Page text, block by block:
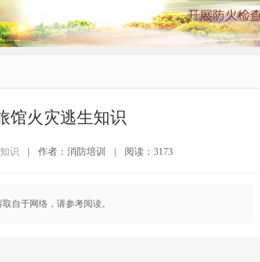
馆火灾逃生知识
识 作者：消防培训 阅读：3173
自于网络，请参考阅读。